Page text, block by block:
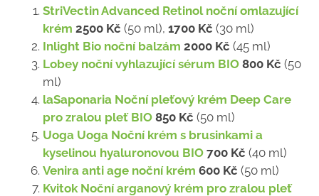
StriVectin Advanced Retinol noční omlazující
krém 2500 Kč (50 ml), 1700 Kč (30 ml)
Inlight Bio noční balzám 2000 Kč (45 ml)
Lobey noční vyhlazující sérum BIO 800 Kč (50
ml)
laSaponaria Noční pleťový krém Deep Care
pro zralou pleť BIO 850 Kč (50 ml)
Uoga Uoga Noční krém s brusinkami a
kyselinou hyaluronovou BIO 700 Kč (40 ml)
Venira anti age noční krém 600 Kč (50 ml)
Kvitok Noční arganový krém pro zralou pleť